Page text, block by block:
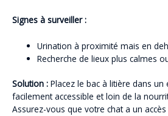
Signes à surveiller :
Urination à proximité mais en
Recherche de lieux plus calmes
Solution : Placez le bac à litière dans un
facilement accessible et loin de la
Assurez-vous que votre chat a un